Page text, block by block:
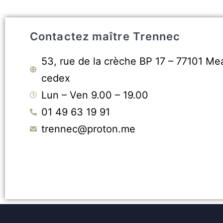
Contactez maître Trennec
53, rue de la crèche BP 17 – 77101
cedex
Lun – Ven 9.00 – 19.00
01 49 63 19 91
trennec@proton.me